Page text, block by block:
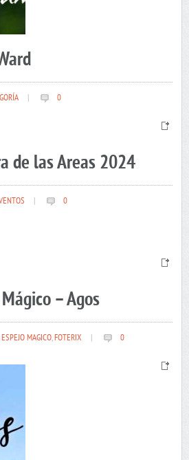
0
de las Areas 2024
0
– Agos
ESPEJO MAGICO,FOTERIX 0